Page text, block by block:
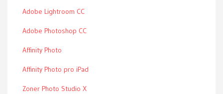
Adobe Lightroom CC
Adobe Photoshop CC
Affinity Photo
Affinity Photo pro iPad
Zoner Photo Studio X